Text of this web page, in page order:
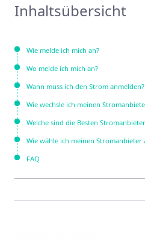
Inhaltsübersicht
Wie melde ich mich an?
Wo melde ich mich an?
Wann muss ich den Strom anmelden?
Wie wechsle ich meinen
Welche sind die Besten
Wie wähle ich meinen Stromanbieter
FAQ